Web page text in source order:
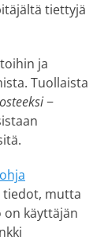
tiettyjä
ja
Tuollaista
−
tiedot, mutta
on käyttäjän